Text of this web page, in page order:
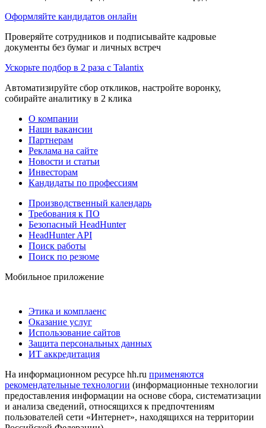
Оформляйте кандидатов онлайн
Проверяйте сотрудников и подписывайте кадровые
документы без бумаг и личных встреч
Ускорьте подбор в 2 раза с Talantix
Автоматизируйте сбор откликов, настройте воронку,
собирайте аналитику в 2 клика
О компании
Наши вакансии
Партнерам
Реклама на сайте
Новости и статьи
Инвесторам
Кандидаты по профессиям
Производственный календарь
Требования к ПО
Безопасный HeadHunter
HeadHunter API
Поиск работы
Поиск по резюме
Мобильное приложение
Этика и комплаенс
Оказание услуг
Использование сайтов
Защита персональных данных
ИТ аккредитация
На информационном ресурсе hh.ru применяются
рекомендательные технологии (информационные технологии
предоставления информации на основе сбора, систематизации
и анализа сведений, относящихся к предпочтениям
пользователей сети «Интернет», находящихся на территории